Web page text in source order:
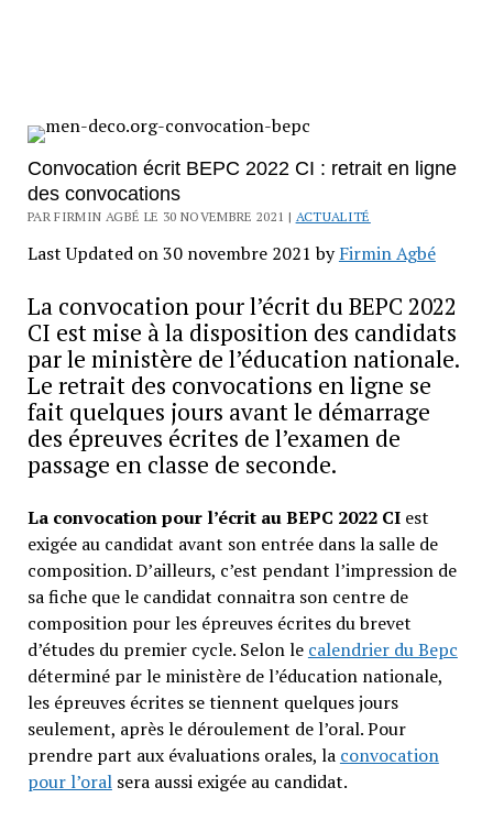
Convocation écrit BEPC 2022 CI : retrait en ligne
des convocations
PAR FIRMIN AGBÉ LE 30 NOVEMBRE 2021 | ACTUALITÉ
Last Updated on 30 novembre 2021 byFirmin Agbé
La convocation pour l’écrit du BEPC 2022
CI est mise à la disposition des candidats
par le ministère de l’éducation nationale.
Le retrait des convocations en ligne se
fait quelques jours avant le démarrage
des épreuves écrites de l’examen de
passage en classe de seconde.
La convocation pour l’écrit au BEPC 2022 CIest
exigée au candidat avant son entrée dans la salle de
composition. D’ailleurs, c’est pendant l’impression de
sa fiche que le candidat connaitra son centre de
composition pour les épreuves écrites du brevet
d’études du premier cycle. Selon le calendrier du Bepc
déterminé par le ministère de l’éducation nationale,
les épreuves écrites se tiennent quelques jours
seulement, après le déroulement de l’oral. Pour
prendre part aux évaluations orales, la convocation
pour l’oralsera aussi exigée au candidat.